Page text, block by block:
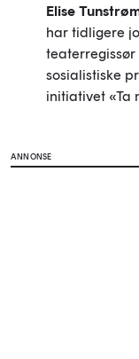
Elise
har tidligere
sosialistiske
initiativet «Ta
ANNONSE